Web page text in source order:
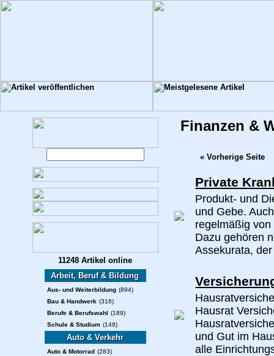
11248 Artikel online
Arbeit, Beruf & Bildung
Aus- und Weiterbildung (894)
Bau & Handwerk (316)
Berufe & Berufswahl (189)
Schule & Studium (148)
Auto & Verkehr
Auto & Motorrad (283)
Finanzen &
« Vorherige Seite
Private
Produkt- und
und Gebe.
regelmäßig
Dazu gehören
Assekurata,
Hausrat
und Gut im
alle